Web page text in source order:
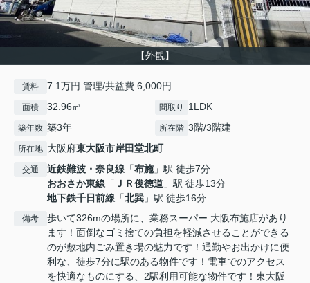
【外観】
賃料 7.1万円 管理/共益費 6,000円
面積 32.96㎡ 間取り 1LDK
築年数 築3年 所在階 3階/3階建
所在地 大阪府東大阪市岸田堂北町
交通 近鉄難波・奈良線 「布施」駅 徒歩7分
おおさか東線 「 ＪＲ俊徳道 」駅 徒歩13分
地下鉄千日前線 「北巽 」駅 徒歩16分
備考
歩いて326mの場所に、業務スーパー 大阪布施店があり
ます！面倒なゴミ捨ての負担を軽減させることができる
のが敷地内ごみ置き場の魅力です！通勤やお出かけに便
利な、徒歩7分に駅のある物件です！電車でのアクセス
を快適なものにする、2駅利用可能な物件です！東大阪